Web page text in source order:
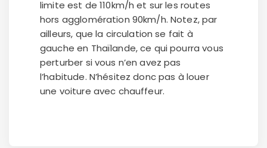
limite est de 110km/h et sur les routes
hors agglomération 90km/h. Notez, par
ailleurs, que la circulation se fait à
gauche en Thaïlande, ce qui pourra vous
perturber si vous n’en avez pas
l’habitude. N’hésitez donc pas à louer
une voiture avec chauffeur.